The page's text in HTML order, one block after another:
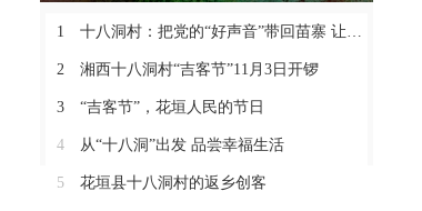
1 十八洞村：把党的“好声音”带回苗寨 让二十大精神落地生根
2 湘西十八洞村“吉客节”11月3日开锣
3 “吉客节”，花垣人民的节日
4 从“十八洞”出发 品尝幸福生活
5 花垣县十八洞村的返乡创客